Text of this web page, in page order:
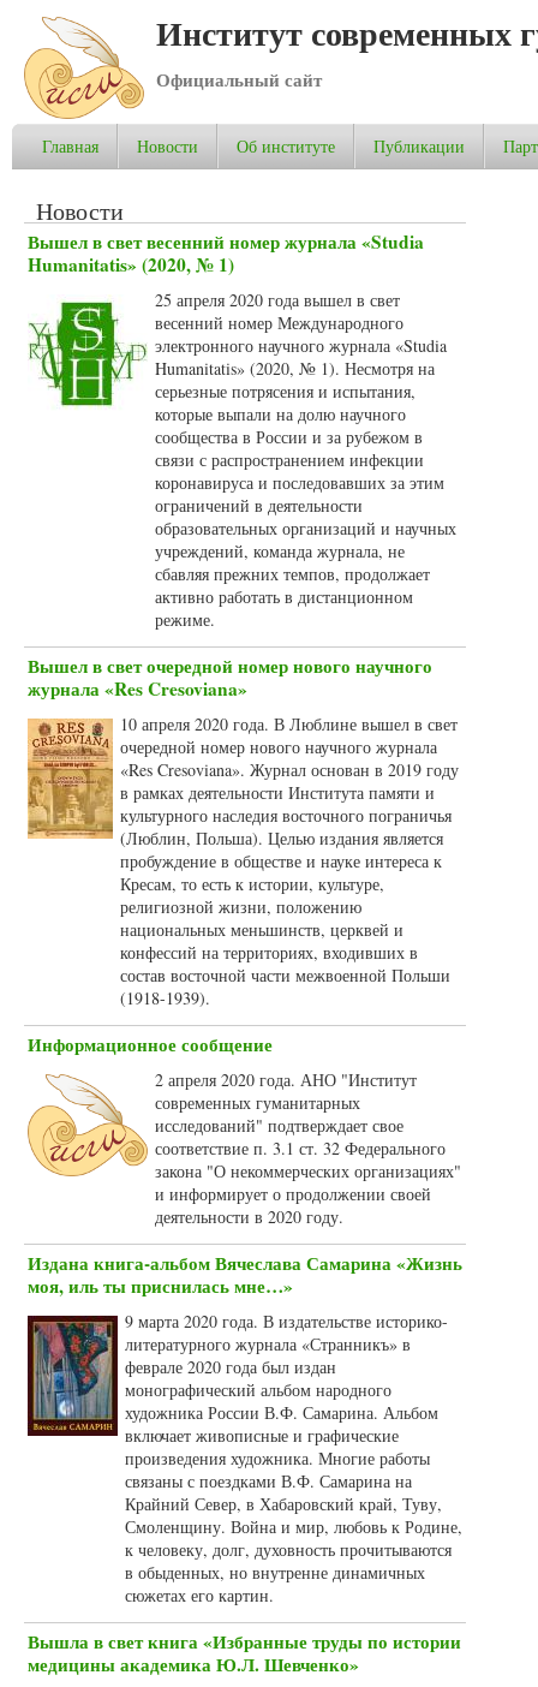
Институт современных
Официальный сайт
Главная Новости Об институте Публикации
Новости
Вышел в свет весенний номер журнала «Studia
Humanitatis» (2020, № 1)
25 апреля 2020 года вышел в свет
весенний номер Международного
электронного научного журнала «Studia
Humanitatis» (2020, № 1). Несмотря на
серьезные потрясения и испытания,
которые выпали на долю научного
сообщества в России и за рубежом в
связи с распространением инфекции
коронавируса и последовавших за этим
ограничений в деятельности
образовательных организаций и научных
учреждений, команда журнала, не
сбавляя прежних темпов, продолжает
активно работать в дистанционном
режиме.
Вышел в свет очередной номер нового научного
журнала «Res Cresoviana»
10 апреля 2020 года. В Люблине вышел в свет
очередной номер нового научного журнала
«Res Cresoviana». Журнал основан в 2019 году
в рамках деятельности Института памяти и
культурного наследия восточного пограничья
(Люблин, Польша). Целью издания является
пробуждение в обществе и науке интереса к
Кресам, то есть к истории, культуре,
религиозной жизни, положению
национальных меньшинств, церквей и
конфессий на территориях, входивших в
состав восточной части межвоенной Польши
(1918-1939).
Информационное сообщение
2 апреля 2020 года. АНО "Институт
современных гуманитарных
исследований" подтверждает свое
соответствие п. 3.1 ст. 32 Федерального
закона "О некоммерческих организациях"
и информирует о продолжении своей
деятельности в 2020 году.
Издана книга-альбом Вячеслава Самарина «Жизнь
моя, иль ты приснилась мне…»
9 марта 2020 года. В издательстве историко-
литературного журнала «Странникъ» в
феврале 2020 года был издан
монографический альбом народного
художника России В.Ф. Самарина. Альбом
включает живописные и графические
произведения художника. Многие работы
связаны с поездками В.Ф. Самарина на
Крайний Север, в Хабаровский край, Туву,
Смоленщину. Война и мир, любовь к Родине,
к человеку, долг, духовность прочитываются
в обыденных, но внутренне динамичных
сюжетах его картин.
Вышла в свет книга «Избранные труды по истории
медицины академика Ю.Л. Шевченко»